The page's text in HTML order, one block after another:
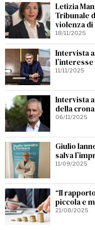
Letizia
Tribunale
violenza
18/11/2025
Intervista
11/11/2025
Intervista
della
06/11/2025
Giulio
salva
11/09/2025
“Il
piccola e
21/08/2025